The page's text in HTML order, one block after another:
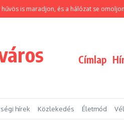
maradjon, és a hálózat se omoljon
Címlap
hírek Közlekedés Életmód